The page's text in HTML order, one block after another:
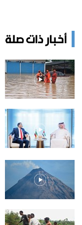
أخبار ذات صلة